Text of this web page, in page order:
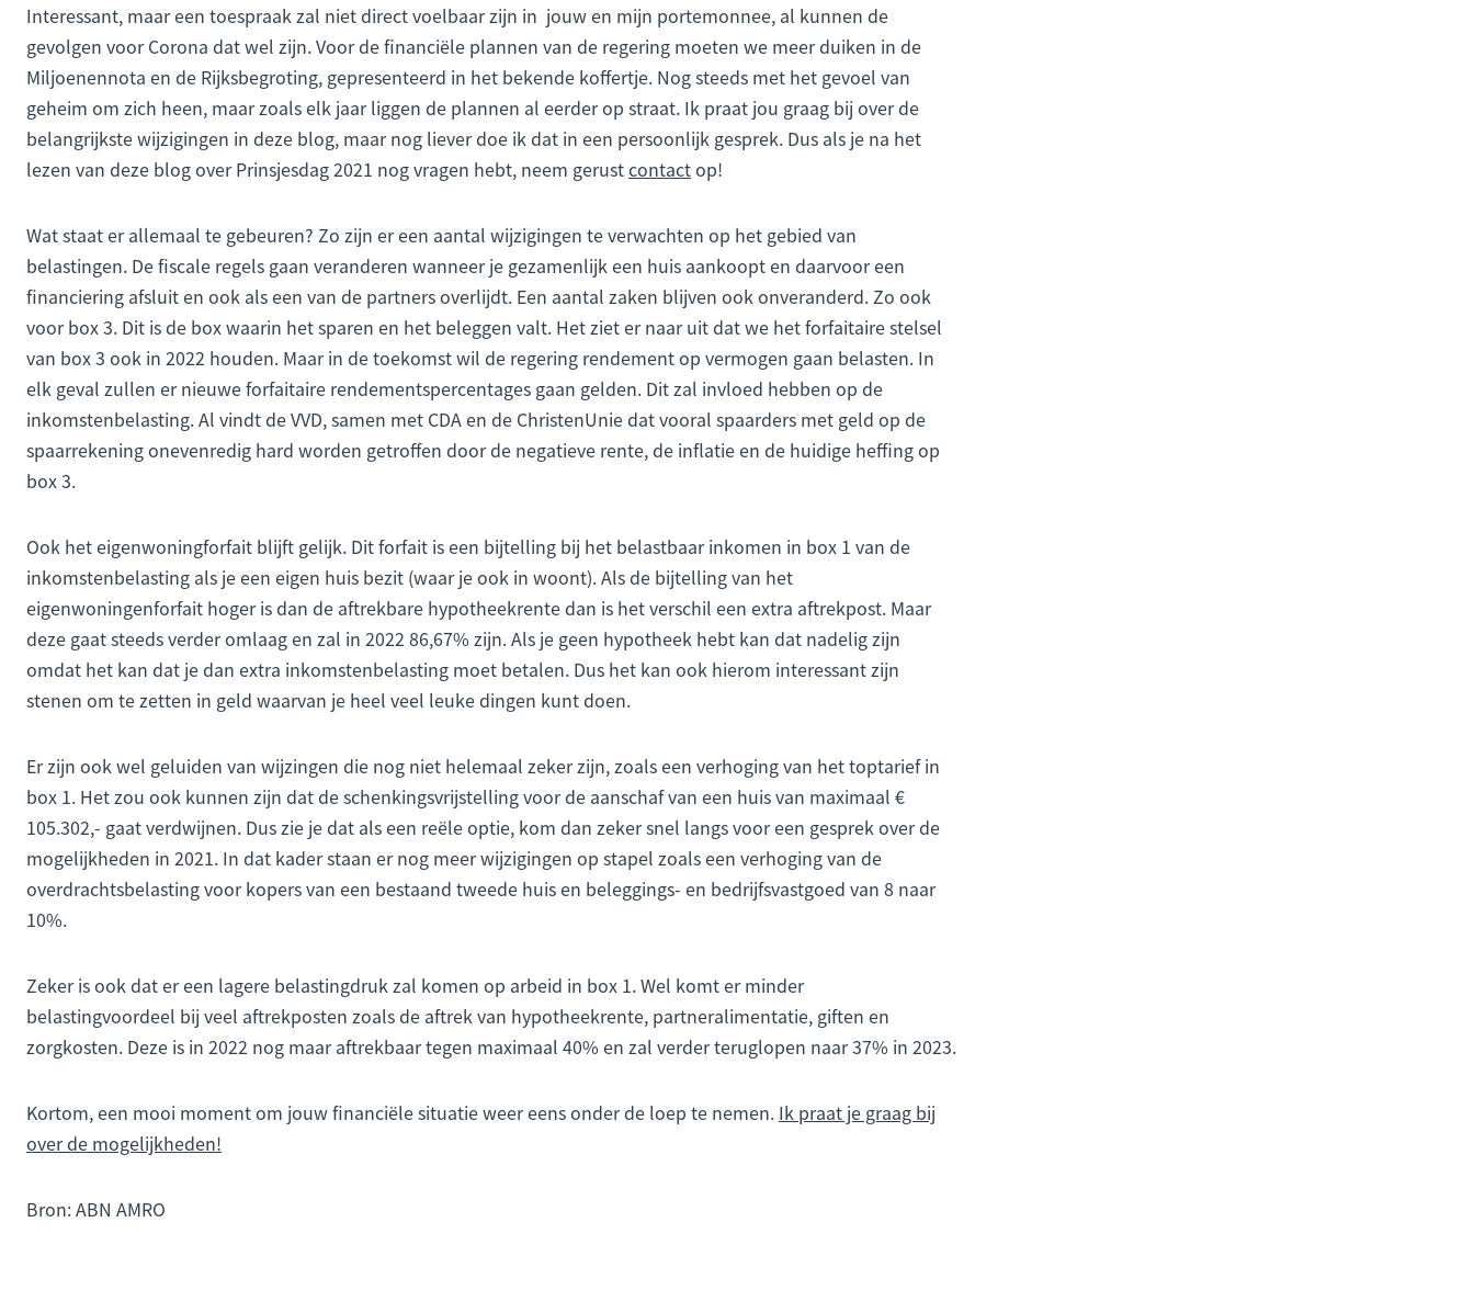
Interessant, maar een toespraak zal niet direct voelbaar zijn in jouw en mijn portemonnee, al kunnen de
gevolgen voor Corona dat wel zijn. Voor de financiële plannen van de regering moeten we meer duiken in de
Miljoenennota en de Rijksbegroting, gepresenteerd in het bekende koffertje. Nog steeds met het gevoel van
geheim om zich heen, maar zoals elk jaar liggen de plannen al eerder op straat. Ik praat jou graag bij over de
belangrijkste wijzigingen in deze blog, maar nog liever doe ik dat in een persoonlijk gesprek. Dus als je na het
lezen van deze blog over Prinsjesdag 2021 nog vragen hebt, neem gerustcontactop!
Wat staat er allemaal te gebeuren? Zo zijn er een aantal wijzigingen te verwachten op het gebied van
belastingen. De fiscale regels gaan veranderen wanneer je gezamenlijk een huis aankoopt en daarvoor een
financiering afsluit en ook als een van de partners overlijdt. Een aantal zaken blijven ook onveranderd. Zo ook
voor box 3. Dit is de box waarin het sparen en het beleggen valt. Het ziet er naar uit dat we het forfaitaire stelsel
van box 3 ook in 2022 houden. Maar in de toekomst wil de regering rendement op vermogen gaan belasten. In
elk geval zullen er nieuwe forfaitaire rendementspercentages gaan gelden. Dit zal invloed hebben op de
inkomstenbelasting. Al vindt de VVD, samen met CDA en de ChristenUnie dat vooral spaarders met geld op de
spaarrekening onevenredig hard worden getroffen door de negatieve rente, de inflatie en de huidige heffing op
box 3.
Ook het eigenwoningforfait blijft gelijk. Dit forfait is een bijtelling bij het belastbaar inkomen in box 1 van de
inkomstenbelasting als je een eigen huis bezit (waar je ook in woont). Als de bijtelling van het
eigenwoningenforfait hoger is dan de aftrekbare hypotheekrente dan is het verschil een extra aftrekpost. Maar
deze gaat steeds verder omlaag en zal in 2022 86,67% zijn. Als je geen hypotheek hebt kan dat nadelig zijn
omdat het kan dat je dan extra inkomstenbelasting moet betalen. Dus het kan ook hierom interessant zijn
stenen om te zetten in geld waarvan je heel veel leuke dingen kunt doen.
Er zijn ook wel geluiden van wijzingen die nog niet helemaal zeker zijn, zoals een verhoging van het toptarief in
box 1. Het zou ook kunnen zijn dat de schenkingsvrijstelling voor de aanschaf van een huis van maximaal €
105.302,- gaat verdwijnen. Dus zie je dat als een reële optie, kom dan zeker snel langs voor een gesprek over de
mogelijkheden in 2021. In dat kader staan er nog meer wijzigingen op stapel zoals een verhoging van de
overdrachtsbelasting voor kopers van een bestaand tweede huis en beleggings- en bedrijfsvastgoed van 8 naar
10%.
Zeker is ook dat er een lagere belastingdruk zal komen op arbeid in box 1. Wel komt er minder
belastingvoordeel bij veel aftrekposten zoals de aftrek van hypotheekrente, partneralimentatie, giften en
zorgkosten. Deze is in 2022 nog maar aftrekbaar tegen maximaal 40% en zal verder teruglopen naar 37% in 2023.
Kortom, een mooi moment om jouw financiële situatie weer eens onder de loep te nemen. Ik praat je graag bij
over de mogelijkheden!
Bron: ABN AMRO